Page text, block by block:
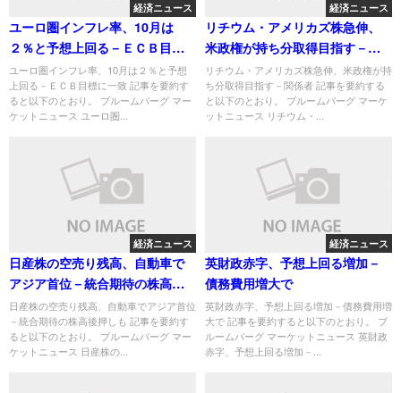
経済ニュース
ユーロ圏インフレ率、10月は
２％と予想上回る－ＥＣＢ目標
に一致
ユーロ圏インフレ率、10月は２％と予想
上回る－ＥＣＢ目標に一致 記事を要約す
ると以下のとおり。 ブルームバーグ マー
ケットニュース ユーロ圏...
経済ニュース
リチウム・アメリカズ株急伸、
米政権が持ち分取得目指す－関
係者
リチウム・アメリカズ株急伸、米政権が持
ち分取得目指す－関係者 記事を要約する
と以下のとおり。 ブルームバーグ マーケ
ットニュース リチウム・...
経済ニュース
日産株の空売り残高、自動車で
アジア首位－統合期待の株高後
押しも
日産株の空売り残高、自動車でアジア首位
－統合期待の株高後押しも 記事を要約す
ると以下のとおり。 ブルームバーグ マー
ケットニュース 日産株の...
経済ニュース
英財政赤字、予想上回る増加－
債務費用増大で
英財政赤字、予想上回る増加－債務費用増
大で 記事を要約すると以下のとおり。 ブ
ルームバーグ マーケットニュース 英財政
赤字、予想上回る増加－...